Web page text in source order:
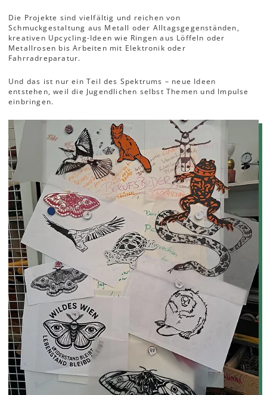
Die Projekte sind vielfältig und reichen von
Schmuckgestaltung aus Metall oder Alltagsgegenständen,
kreativen Upcycling-Ideen wie Ringen aus Löffeln oder
Metallrosen bis Arbeiten mit Elektronik oder
Fahrradreparatur.
Und das ist nur ein Teil des Spektrums – neue Ideen
entstehen, weil die Jugendlichen selbst Themen und Impulse
einbringen.